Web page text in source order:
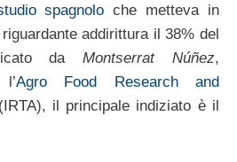
spagnolo che metteva in
addirittura il 38% del
daMontserrat Núñez,
Agro Food Research and
(IRTA), il principale indiziato è il